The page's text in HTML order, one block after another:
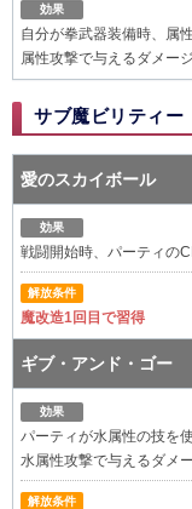
効果
自分が拳武器装備時、属
属性攻撃で与えるダメー
サブ魔ビリティー
愛のスカイボール
効果
戦闘開始時、パーティの
解放条件
魔改造1回目で習得
ギブ・アンド・ゴー
効果
パーティが水属性の技を
水属性攻撃で与えるダメ
解放条件